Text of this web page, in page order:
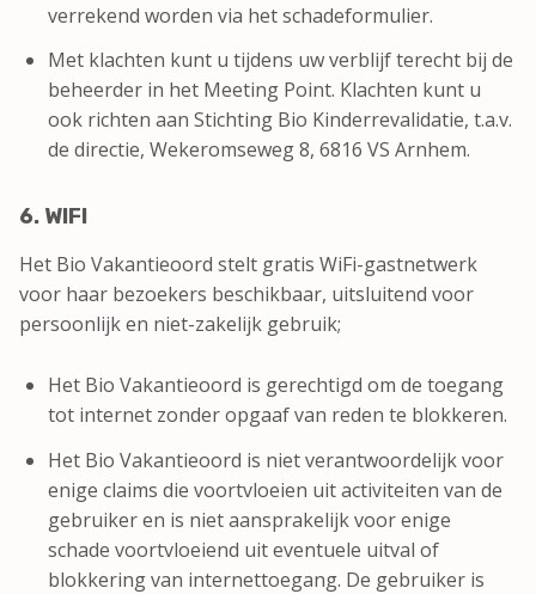
verrekend worden via het schadeformulier.
Met klachten kunt u tijdens uw verblijf terecht bij de
beheerder in het Meeting Point. Klachten kunt u
ook richten aan Stichting Bio Kinderrevalidatie, t.a.v.
de directie, Wekeromseweg 8, 6816 VS Arnhem.
6. WIFI
Het Bio Vakantieoord stelt gratis WiFi-gastnetwerk
voor haar bezoekers beschikbaar, uitsluitend voor
persoonlijk en niet-zakelijk gebruik;
Het Bio Vakantieoord is gerechtigd om de toegang
tot internet zonder opgaaf van reden te blokkeren.
Het Bio Vakantieoord is niet verantwoordelijk voor
enige claims die voortvloeien uit activiteiten van de
gebruiker en is niet aansprakelijk voor enige
schade voortvloeiend uit eventuele uitval of
blokkering van internettoegang. De gebruiker is